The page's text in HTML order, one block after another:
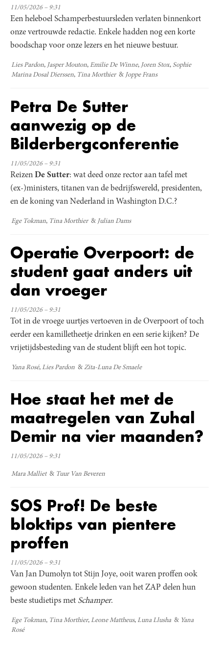
11/05/2026 – 9:31
Een heleboel Schamperbestuursleden verlaten binnenkort
onze vertrouwde redactie. Enkele hadden nog een korte
boodschap voor onze lezers en het nieuwe bestuur.
Lies Pardon Jasper Mouton Emilie De Winne Joren Stox Sophie
Marina Dosal Dierssen Tina Morthier Joppe Frans
Petra De Sutter
aanwezig op de
Bilderbergconferentie
11/05/2026 – 9:31
Reizen De Sutter: wat deed onze rector aan tafel met
(ex-)ministers, titanen van de bedrijfswereld, presidenten,
en de koning van Nederland in Washington D.C.?
Ege Tokman Tina Morthier Julian Dams
Operatie Overpoort: de
student gaat anders uit
dan vroeger
11/05/2026 – 9:31
Tot in de vroege uurtjes vertoeven in de Overpoort of toch
eerder een kamilletheetje drinken en een serie kijken? De
vrijetijdsbesteding van de student blijft een hot topic.
Yana Rosé Lies Pardon Zita-Luna De Smaele
Hoe staat het met de
maatregelen van Zuhal
Demir na vier maanden?
11/05/2026 – 9:31
Mara Malliet Tuur Van Beveren
SOS Prof! De beste
bloktips van pientere
proffen
11/05/2026 – 9:31
Van Jan Dumolyn tot Stijn Joye, ooit waren proffen ook
gewoon studenten. Enkele leden van het ZAP delen hun
beste studietips met Schamper.
Ege Tokman Tina Morthier Leone Mattheus Luna Llusha
Yana
Rosé